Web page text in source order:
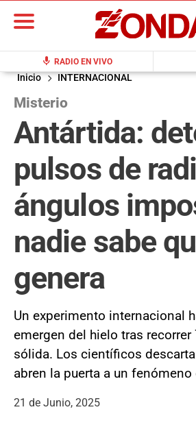
mic RADIO EN VIVO
Inicio INTERNACIONAL
Misterio
Antártida:
pulsos de
ángulos
nadie sabe
genera
Un experimento internacional
emergen del hielo tras
sólida. Los científicos
abren la puerta a un
21 de Junio, 2025